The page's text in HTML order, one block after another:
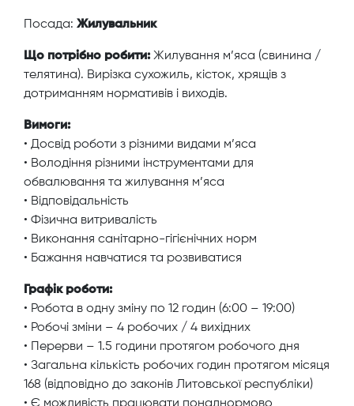
Посада: Жилувальник
Що потрібно робити: Жилування м’яса (свинина /
телятина). Вирізка сухожиль, кісток, хрящів з
дотриманням нормативів і виходів.
Вимоги:
• Досвід роботи з різними видами м’яса
• Володіння різними інструментами для
обвалювання та жилування м’яса
• Відповідальність
• Фізична витривалість
• Виконання санітарно-гігієнічних норм
• Бажання навчатися та розвиватися
Графік роботи:
• Робота в одну зміну по 12 годин (6:00 – 19:00)
• Робочі зміни – 4 робочих / 4 вихідних
• Перерви – 1.5 години протягом робочого дня
• Загальна кількість робочих годин протягом місяця
168 (відповідно до законів Литовської республіки)